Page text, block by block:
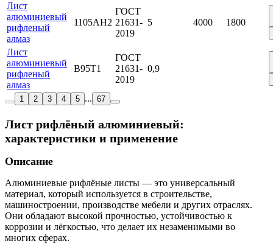
Лист
алюминиевый
рифленый
алмаз
1105АН2
ГОСТ
21631-
2019
5 4000 1800
Лист
алюминиевый
рифленый
алмаз
В95Т1
ГОСТ
21631-
2019
0,9
1 2 3 4 5 ... 67
Лист рифлёный алюминиевый:
характеристики и применение
Описание
Алюминиевые рифлёные листы — это универсальный
материал, который используется в строительстве,
машиностроении, производстве мебели и других отраслях.
Они обладают высокой прочностью, устойчивостью к
коррозии и лёгкостью, что делает их незаменимыми во
многих сферах.